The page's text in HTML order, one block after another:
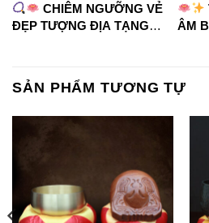
CHIÊM NGƯỠNG VẺ
ĐẸP TƯỢNG ĐỊA TẠNG
#tuongphat
#diatangvuongbotat
ÂM
SẢN PHẨM TƯƠNG TỰ